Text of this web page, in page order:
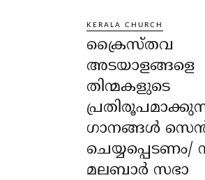
KERALA CHURCH
ക്രൈസ്തവ
അടയാളങ്ങളെ
തിന്മകളുടെ
ഗാനങ്ങൾ
ചെയ്യപ്പെടണം/
മലബാർ സഭാ